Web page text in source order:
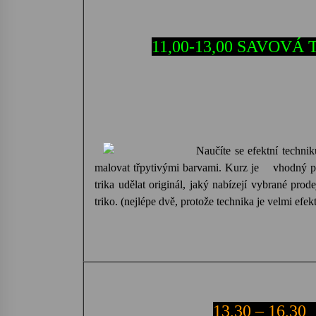
11,00-13,00
Naučíte se efektní
malovat třpytivými barvami. Kurz je
vhodný
trika udělat originál, jaký nabízejí vybrané
triko. (nejlépe dvě, protože technika je velmi
13,30 – 16,30